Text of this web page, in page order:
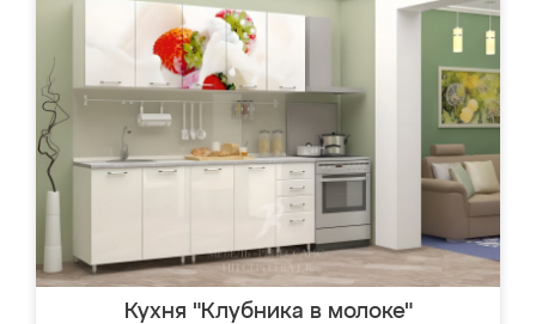
Кухня "Клубника в молоке"